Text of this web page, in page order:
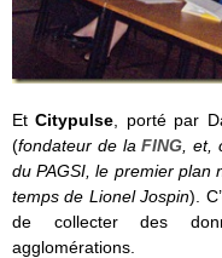
EtCitypulse , porté par
(fondateur de laFING ,
du PAGSI, le premier plan
temps de Lionel Jospin).
de collecter des
agglomérations.